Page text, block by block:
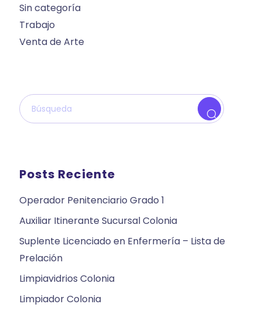
Sin categoría
Trabajo
Venta de Arte
Posts Reciente
Operador Penitenciario Grado 1
Auxiliar Itinerante Sucursal Colonia
Suplente Licenciado en Enfermería – Lista de
Prelación
Limpiavidrios Colonia
Limpiador Colonia